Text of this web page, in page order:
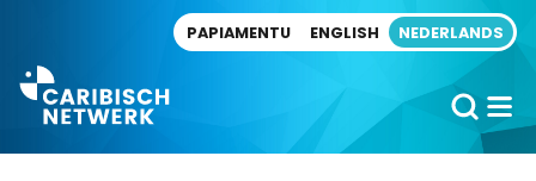
PAPIAMENTU ENGLISH NEDERLANDS